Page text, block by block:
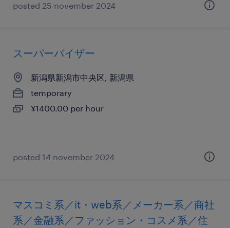
posted 25 november 2024
スーパーバイザー
新潟県新潟市中央区, 新潟県
temporary
¥1400.00 per hour
posted 14 november 2024
マスコミ系／it・web系／メーカー系／商社
系／金融系／ファッション・コスメ系／住